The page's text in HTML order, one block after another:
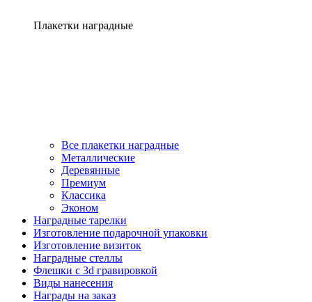
Плакетки наградные
Все плакетки наградные
Металлические
Деревянные
Премиум
Классика
Эконом
Наградные тарелки
Изготовление подарочной упаковки
Изготовление визиток
Наградные стеллы
Флешки с 3d гравировкой
Виды нанесения
Награды на заказ